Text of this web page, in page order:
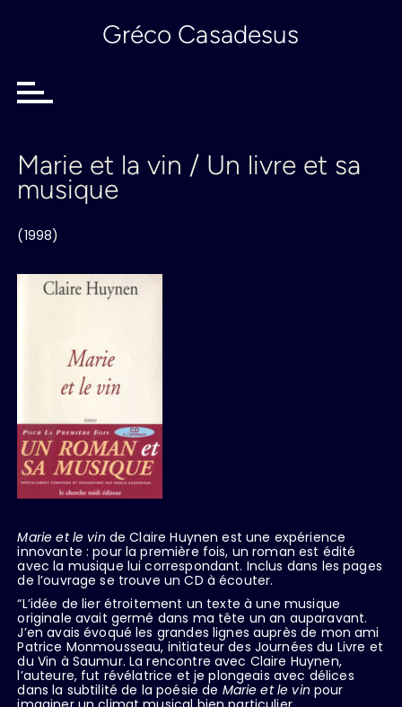
Gréco Casadesus
Marie et la vin / Un livre et sa
musique
(1998)
Marie et le vin de Claire Huynen est une expérience
innovante : pour la première fois, un roman est édité
avec la musique lui correspondant. Inclus dans les pages
de l’ouvrage se trouve un CD à écouter.
“L’idée de lier étroitement un texte à une musique
originale avait germé dans ma tête un an auparavant.
J’en avais évoqué les grandes lignes auprès de mon ami
Patrice Monmousseau, initiateur des Journées du Livre et
du Vin à Saumur. La rencontre avec Claire Huynen,
l’auteure, fut révélatrice et je plongeais avec délices
dans la subtilité de la poésie de Marie et le vin pour